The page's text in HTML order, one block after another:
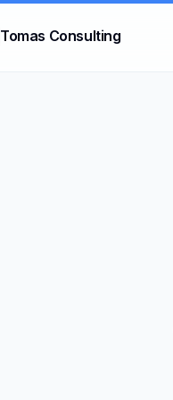
Tomas Consulting